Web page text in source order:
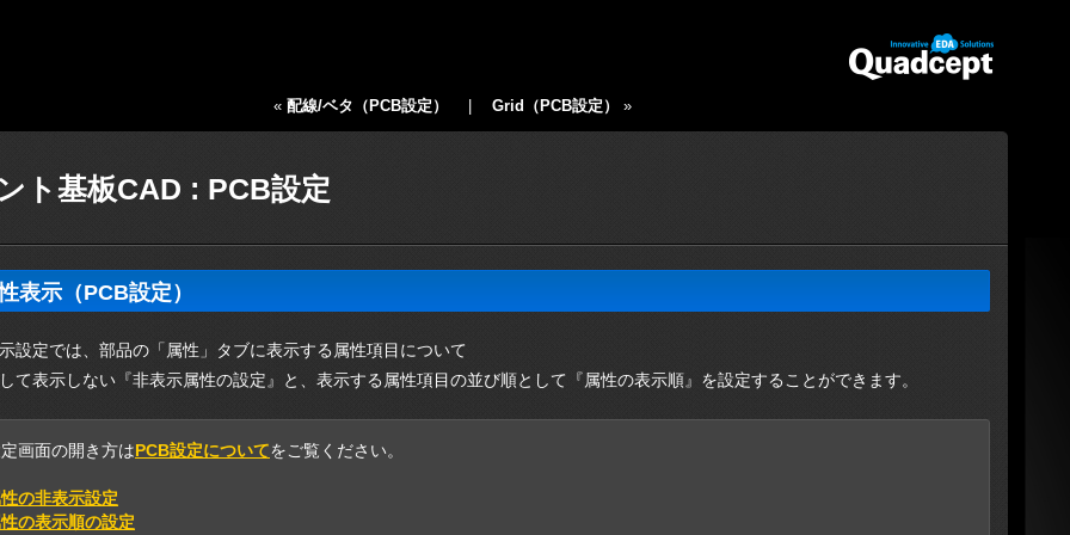
« 配線/ベタ（PCB設定） Grid（PCB設定） »
ト基板CAD : PCB設定
表示（PCB設定）
設定では、部品の「属性」タブに表示する属性項目について
て表示しない『非表示属性の設定』と、表示する属性項目の並び順として『属性の表示順』を設定することができます。
画面の開き方はPCB設定についてをご覧ください。
の非表示設定
の表示順の設定